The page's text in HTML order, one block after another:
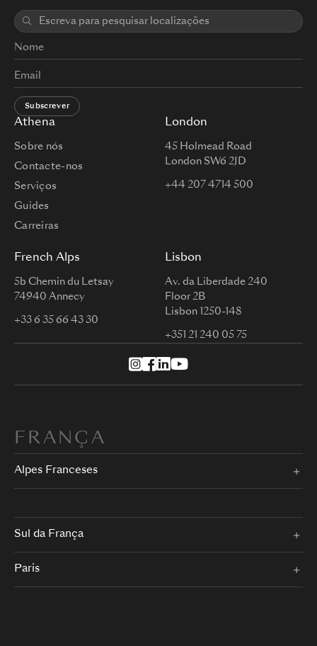
Athena
Sobre nós
Contacte-nos
Serviços
Guides
Carreiras
London
45 Holmead Road
London SW6 2JD
+44 207 4714 500
French Alps
5b Chemin du Letsay
74940 Annecy
+33 6 35 66 43 30
Lisbon
Av. da Liberdade 240
Floor 2B
Lisbon 1250-148
+351 21 240 05 75
Subscrever
FRANÇA
Alpes Franceses
Sul da França
Paris